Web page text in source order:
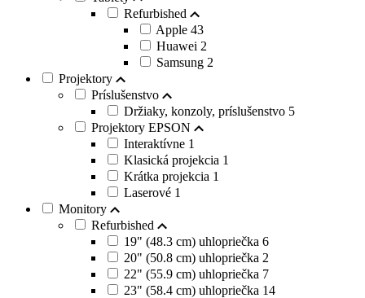
Refurbished
Apple 43
Huawei 2
Samsung 2
Projektory
Príslušenstvo
Držiaky, konzoly, príslušenstvo 5
Projektory EPSON
Interaktívne 1
Klasická projekcia 1
Krátka projekcia 1
Laserové 1
Monitory
Refurbished
19" (48.3 cm) uhlopriečka 6
20" (50.8 cm) uhlopriečka 2
22" (55.9 cm) uhlopriečka 7
23" (58.4 cm) uhlopriečka 14